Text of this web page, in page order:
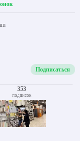
Подписаться
353
подписок